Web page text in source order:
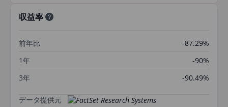
収益率
前年比
-87.29%
1年
-90%
3年
-90.49%
データ提供元